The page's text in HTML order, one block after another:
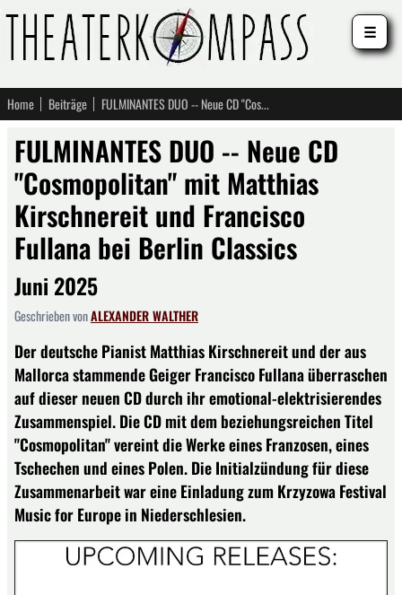
Home Beiträge FULMINANTES DUO -- Neue CD "Cosmopolitan" mit Matthias Kirschnereit und Francisco Fullana bei Berlin Classics
FULMINANTES DUO -- Neue CD
"Cosmopolitan" mit Matthias
Kirschnereit und Francisco
Fullana bei Berlin Classics
Juni 2025
Geschrieben vonALEXANDER WALTHER
Der deutsche Pianist Matthias Kirschnereit und der aus
Mallorca stammende Geiger Francisco Fullana überraschen
auf dieser neuen CD durch ihr emotional-elektrisierendes
Zusammenspiel. Die CD mit dem beziehungsreichen Titel
"Cosmopolitan" vereint die Werke eines Franzosen, eines
Tschechen und eines Polen. Die Initialzündung für diese
Zusammenarbeit war eine Einladung zum Krzyzowa Festival
Music for Europe in Niederschlesien.
☰